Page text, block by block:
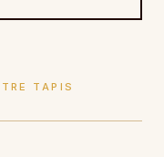
TAPIS